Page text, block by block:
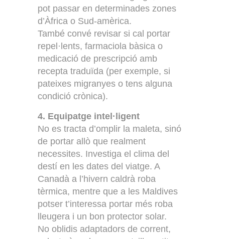
pot passar en determinades zones
d’Àfrica o Sud-amèrica.
També convé revisar si cal portar
repel·lents, farmaciola bàsica o
medicació de prescripció amb
recepta traduïda (per exemple, si
pateixes migranyes o tens alguna
condició crònica).
4. Equipatge intel·ligent
No es tracta d’omplir la maleta, sinó
de portar allò que realment
necessites. Investiga el clima del
destí en les dates del viatge. A
Canadà a l’hivern caldrà roba
tèrmica, mentre que a les Maldives
potser t’interessa portar més roba
lleugera i un bon protector solar.
No oblidis adaptadors de corrent,